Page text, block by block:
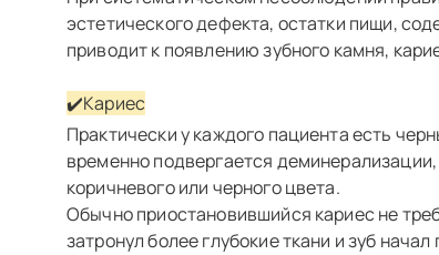
эстетического дефекта, остатки пищи,
приводит к появлению зубного камня,
✔️Кариес
Практически у каждого пациента есть
временно подвергается
коричневого или черного цвета.
Обычно приостановившийся кариес не
затронул более глубокие ткани и зуб